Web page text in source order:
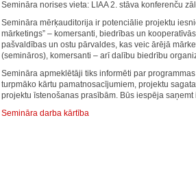
Semināra norises vieta: LIAA 2. stāva konferenču
Semināra mērķauditorija ir potenciālie projektu
mārketings” – komersanti, biedrības un
pašvaldības un ostu pārvaldes, kas veic ārējā
(semināros), komersanti – arī dalību biedrību
Semināra apmeklētāji tiks informēti par
turpmāko kārtu pamatnosacījumiem, projektu
projektu īstenošanas prasībām. Būs iespēja
Semināra darba kārtība